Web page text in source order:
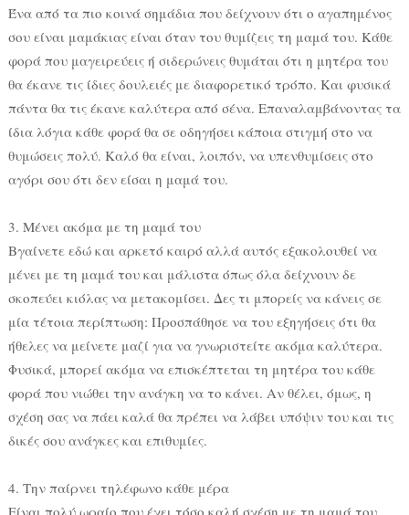
Ένα από τα πιο κοινά σημάδια που δείχνουν ότι ο αγαπημένος
σου είναι μαμάκιας είναι όταν του θυμίζεις τη μαμά του. Κάθε
φορά που μαγειρεύεις ή σιδερώνεις θυμάται ότι η μητέρα του
θα έκανε τις ίδιες δουλειές με διαφορετικό τρόπο. Και φυσικά
πάντα θα τις έκανε καλύτερα από σένα. Επαναλαμβάνοντας τα
ίδια λόγια κάθε φορά θα σε οδηγήσει κάποια στιγμή στο να
θυμώσεις πολύ. Καλό θα είναι, λοιπόν, να υπενθυμίσεις στο
αγόρι σου ότι δεν είσαι η μαμά του.
3. Μένει ακόμα με τη μαμά του
Βγαίνετε εδώ και αρκετό καιρό αλλά αυτός εξακολουθεί να
μένει με τη μαμά του και μάλιστα όπως όλα δείχνουν δε
σκοπεύει κιόλας να μετακομίσει. Δες τι μπορείς να κάνεις σε
μία τέτοια περίπτωση: Προσπάθησε να του εξηγήσεις ότι θα
ήθελες να μείνετε μαζί για να γνωριστείτε ακόμα καλύτερα.
Φυσικά, μπορεί ακόμα να επισκέπτεται τη μητέρα του κάθε
φορά που νιώθει την ανάγκη να το κάνει. Αν θέλει, όμως, η
σχέση σας να πάει καλά θα πρέπει να λάβει υπόψιν του και τις
δικές σου ανάγκες και επιθυμίες.
4. Την παίρνει τηλέφωνο κάθε μέρα